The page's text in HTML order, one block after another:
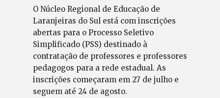
O Núcleo Regional de Educação de
Laranjeiras do Sul está com inscrições
abertas para o Processo Seletivo
Simplificado (PSS) destinado à
contratação de professores e professores
pedagogos para a rede estadual. As
inscrições começaram em 27 de julho e
seguem até 24 de agosto.